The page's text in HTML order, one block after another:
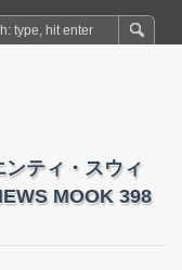
ティ・スウィ
MOOK 398